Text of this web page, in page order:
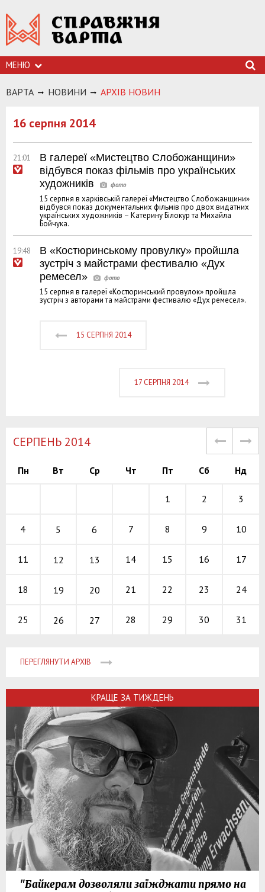
МЕНЮ
ВАРТА НОВИНИ АРХIВ НОВИН
16 серпня 2014
21:01
В галереї «Мистецтво Слобожанщини»
відбувся показ фільмів про українських
художників
15 серпня в харківській галереї «Мистецтво Слобожанщини»
відбувся показ документальних фільмів про двох видатних
українських художників – Катерину Білокур та Михайла
Бойчука.
19:48
В «Костюринському провулку» пройшла
зустріч з майстрами фестивалю «Дух
ремесел»
15 серпня в галереї «Костюринський провулок» пройшла
зустріч з авторами та майстрами фестивалю «Дух ремесел».
15 СЕРПНЯ 2014
17 СЕРПНЯ 2014
СЕРПЕНЬ 2014
Пн Вт Ср Чт Пт Сб Нд
1 2 3
4 5 6 7 8 9 10
11 12 13 14 15 16 17
18 19 20 21 22 23 24
25 26 27 28 29 30 31
ПЕРЕГЛЯНУТИ АРХІВ
КРАЩЕ ЗА ТИЖДЕНЬ
"Байкерам дозволяли заїжджати прямо на